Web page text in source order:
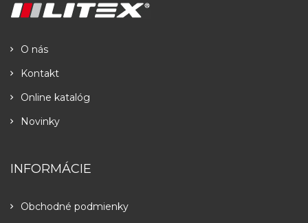
O nás
Kontakt
Online katalóg
Novinky
INFORMÁCIE
Obchodné podmienky